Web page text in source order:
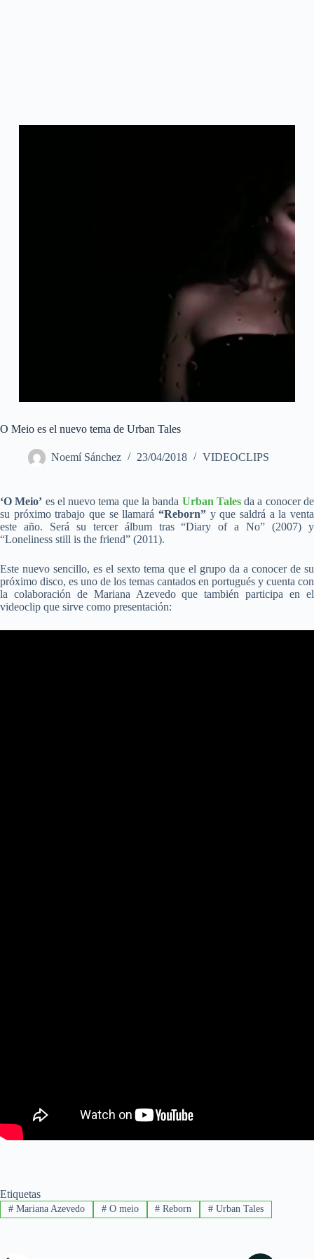
O Meio es el nuevo tema de Urban Tales
Noemí Sánchez 23/04/2018 VIDEOCLIPS
‘O Meio’ es el nuevo tema que la banda Urban Talesda a conocer de
su próximo trabajo que se llamará “Reborn” y que saldrá a la venta
este año. Será su tercer álbum tras “Diary of a No” (2007) y
“Loneliness still is the friend” (2011).
Este nuevo sencillo, es el sexto tema que el grupo da a conocer de su
próximo disco, es uno de los temas cantados en portugués y cuenta con
la colaboración de Mariana Azevedo que también participa en el
videoclip que sirve como presentación:
Etiquetas
#Mariana Azevedo #O meio # Reborn # Urban Tales